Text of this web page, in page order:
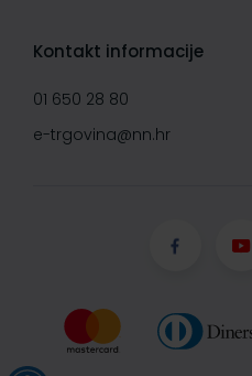
Kontakt informacije
01 650 28 80
e-trgovina@nn.hr